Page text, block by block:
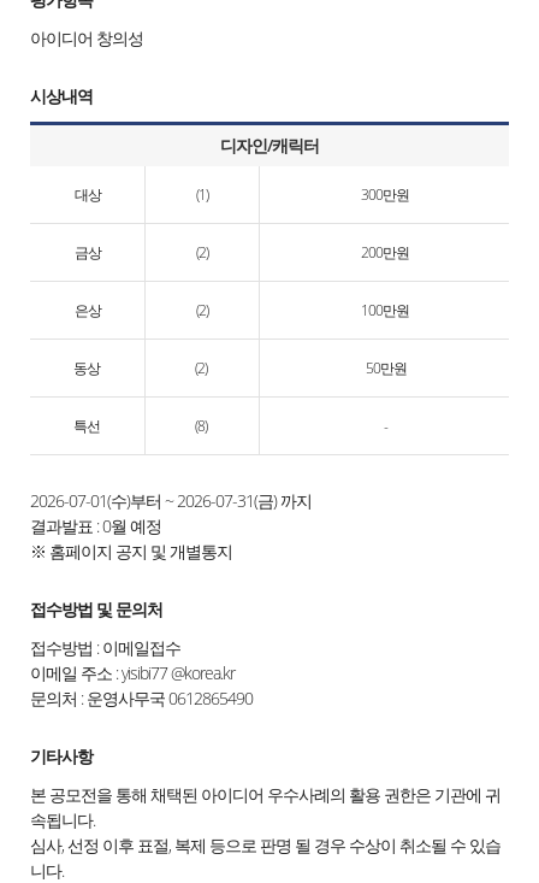
아이디어 창의성
시상내역
디자인/캐릭터
대상 (1) 300만원
금상 (2) 200만원
은상 (2) 100만원
동상 (2) 50만원
특선 (8) -
2026-07-01(수)부터 ~ 2026-07-31(금) 까지
결과발표 : 0월 예정
※ 홈페이지 공지 및 개별통지
접수방법 및 문의처
접수방법 : 이메일접수
이메일 주소 : yisibi77 @korea.kr
문의처 : 운영사무국 0612865490
기타사항
본 공모전을 통해 채택된 아이디어 우수사례의 활용 권한은 기관에 귀
속됩니다.
심사, 선정 이후 표절, 복제 등으로 판명 될 경우 수상이 취소될 수 있습
니다.